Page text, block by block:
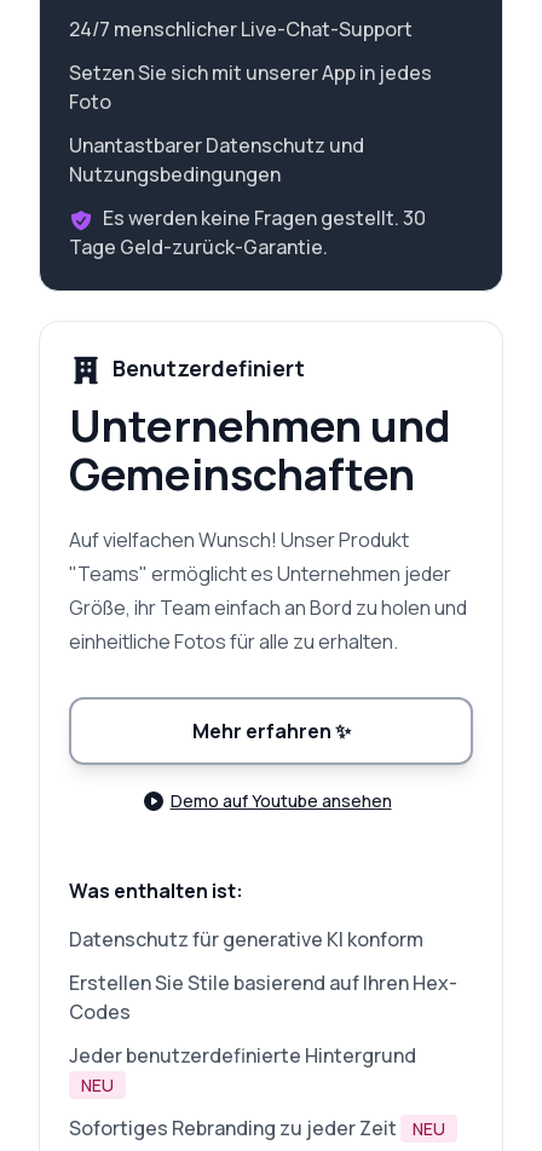
24/7 menschlicher Live-Chat-Support
Setzen Sie sich mit unserer App in jedes
Foto
Unantastbarer Datenschutz und
Nutzungsbedingungen
Es werden keine Fragen gestellt. 30
Tage Geld-zurück-Garantie.
Benutzerdefiniert
Unternehmen und
Gemeinschaften
Auf vielfachen Wunsch! Unser Produkt
"Teams" ermöglicht es Unternehmen jeder
Größe, ihr Team einfach an Bord zu holen und
einheitliche Fotos für alle zu erhalten.
Mehr erfahren✨
Demo auf Youtube ansehen
Was enthalten ist:
Datenschutz für generative KI konform
Erstellen Sie Stile basierend auf Ihren Hex-
Codes
Jeder benutzerdefinierte Hintergrund
NEU
Sofortiges Rebranding zu jeder Zeit NEU